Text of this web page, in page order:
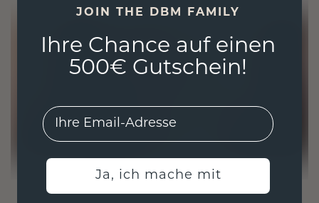
JOIN THE DBM FAMILY
Ihre Chance auf einen
500€ Gutschein!
EMail
Ja, ich mache mit